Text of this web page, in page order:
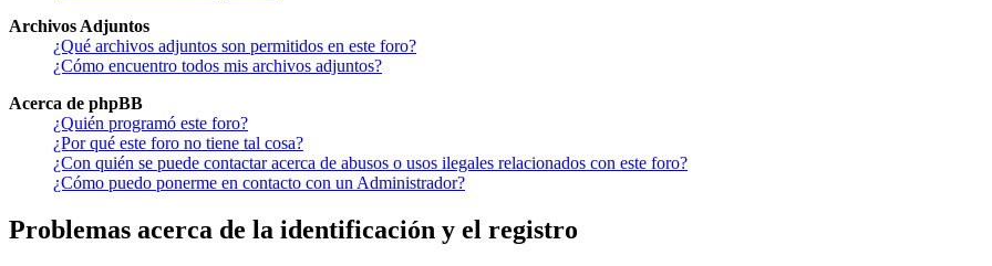
Archivos Adjuntos
¿Qué archivos adjuntos son permitidos en este foro?
¿Cómo encuentro todos mis archivos adjuntos?
Acerca de phpBB
¿Quién programó este foro?
¿Por qué este foro no tiene tal cosa?
¿Con quién se puede contactar acerca de abusos o usos ilegales relacionados con este foro?
¿Cómo puedo ponerme en contacto con un Administrador?
Problemas acerca de la identificación y el registro